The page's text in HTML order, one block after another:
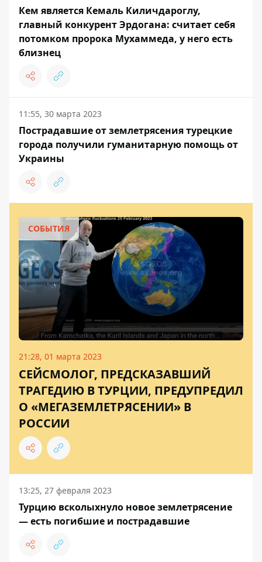
Кем является Кемаль Киличдароглу,
главный конкурент Эрдогана: считает себя
потомком пророка Мухаммеда, у него есть
близнец
11:55, 30 марта 2023
Пострадавшие от землетрясения турецкие
города получили гуманитарную помощь от
Украины
СОБЫТИЯ
21:28, 01 марта 2023
СЕЙСМОЛОГ, ПРЕДСКАЗАВШИЙ
ТРАГЕДИЮ В ТУРЦИИ, ПРЕДУПРЕДИЛ
О «МЕГАЗЕМЛЕТРЯСЕНИИ» В
РОССИИ
13:25, 27 февраля 2023
Турцию всколыхнуло новое землетрясение
— есть погибшие и пострадавшие